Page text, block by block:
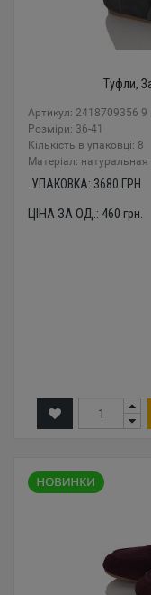
Туфли,
Артикул: 2418709356 9
Розміри: 36-41
Кількість в упаковці: 8
Mатеріал:
УПАКОВКА: 3680 ГРН.
ЦІНА ЗА ОД.: 460 грн.